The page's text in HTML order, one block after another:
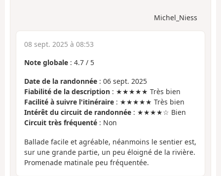
Michel_Niess
08 sept. 2025 à 08:53
Note globale : 4.7 / 5
Date de la randonnée : 06 sept. 2025
Fiabilité de la description : ★★★★★ Très bien
Facilité à suivre l'itinéraire : ★★★★★ Très bien
Intérêt du circuit de randonnée : ★★★★☆ Bien
Circuit très fréquenté : Non
Ballade facile et agréable, néanmoins le sentier est,
sur une grande partie, un peu éloigné de la rivière.
Promenade matinale peu fréquentée.